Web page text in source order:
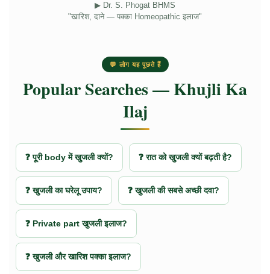
▶ Dr. S. Phogat BHMS
"खारिश, दाने — पक्का Homeopathic इलाज"
💬 लोग यह पूछते हैं
Popular Searches — Khujli Ka
Ilaj
❓ पूरी body में खुजली क्यों? ❓ रात को खुजली क्यों बढ़ती है?
❓ खुजली का घरेलू उपाय? ❓ खुजली की सबसे अच्छी दवा?
❓ Private part खुजली इलाज?
❓ खुजली और खारिश पक्का इलाज?